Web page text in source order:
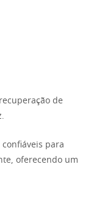
de
confiáveis para
oferecendo um